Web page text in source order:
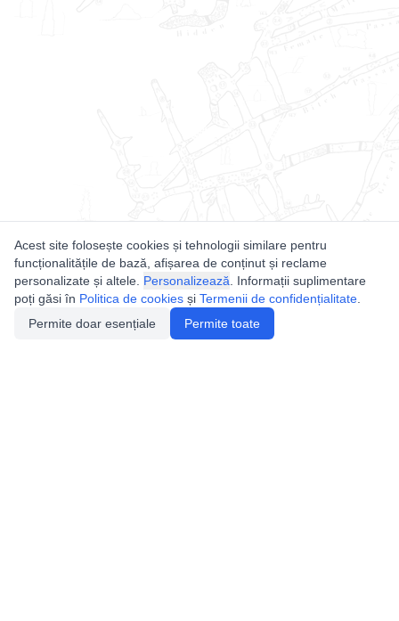
Acest site folosește cookies și tehnologii similare pentru
funcționalitățile de bază, afișarea de conținut și reclame
personalizate și altele. Personalizează . Informații suplimentare
poți găsi în Politica de cookies și Termenii de confidențialitate
Permite doar esențiale
Permite toate